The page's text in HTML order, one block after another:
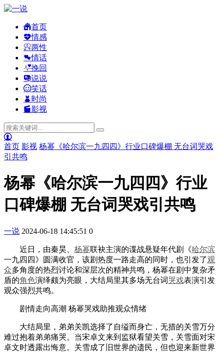
首页
情感
两性
情话
挽回
说说
笑话
时尚
影视
首页 影视 杨幂《哈尔滨一九四四》行业口碑爆棚 无台词哭戏
引共鸣
杨幂《哈尔滨一九四四》行业
口碑爆棚 无台词哭戏引共鸣
一说 2024-06-18 14:45:51 0
近日，由秦昊、 杨幂联袂主演的谍战悬疑年代剧《哈尔滨
一九四四》圆满收官，该剧热度一路走高的同时，也引发了观
众多角度的热烈讨论和深层次的精神共鸣，杨幂在剧中复杂矛
盾的角色演绎颇为亮眼，大结局里其多场无台词哭戏表演引发
观众强烈共鸣。
剧情走向高潮 杨幂哭戏助推观众情绪
大结局里，弟弟关凯选择了自缢而身亡，无措的关雪万分
难过抱着弟弟痛哭。当宋卓文来到监狱看望关雪，关雪面对宋
卓文时透露出悔意。关雪成了旧世界的遗民，但也迎来新世界